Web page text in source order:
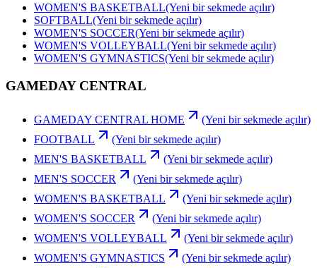
WOMEN'S BASKETBALL(Yeni bir sekmede açılır)
SOFTBALL(Yeni bir sekmede açılır)
WOMEN'S SOCCER(Yeni bir sekmede açılır)
WOMEN'S VOLLEYBALL(Yeni bir sekmede açılır)
WOMEN'S GYMNASTICS(Yeni bir sekmede açılır)
GAMEDAY CENTRAL
GAMEDAY CENTRAL HOME
(Yeni bir sekmede açılır)
FOOTBALL
(Yeni bir sekmede açılır)
MEN'S BASKETBALL
(Yeni bir sekmede açılır)
MEN'S SOCCER
(Yeni bir sekmede açılır)
WOMEN'S BASKETBALL
(Yeni bir sekmede açılır)
WOMEN'S SOCCER
(Yeni bir sekmede açılır)
WOMEN'S VOLLEYBALL
(Yeni bir sekmede açılır)
WOMEN'S GYMNASTICS
(Yeni bir sekmede açılır)